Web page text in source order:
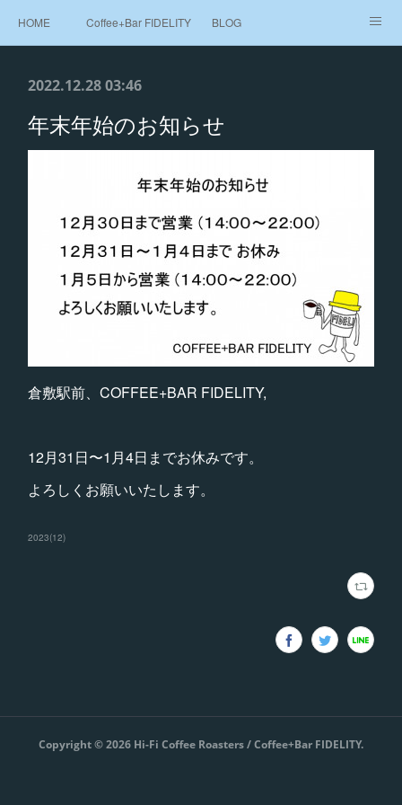
HOME Coffee+Bar FIDELITY BLOG
2022.12.28 03:46
年末年始のお知らせ
倉敷駅前、COFFEE+BAR FIDELITY,
12月31日〜1月4日までお休みです。
よろしくお願いいたします。
2023(12)
Copyright ©2026 Hi-Fi Coffee Roasters / Coffee+Bar FIDELITY.